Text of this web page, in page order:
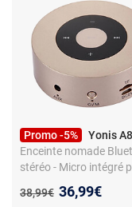
Promo -5% Yonis
Enceinte nomade
stéréo - Micro intégré
carte TF - Entrée AUX
Ancien prix :
38,99€ Nouveau
36,99€